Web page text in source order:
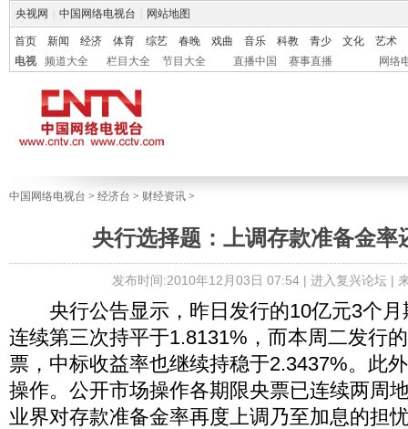
央视网 中国网络电视台 网站地图
首页 新闻 经济 体育 综艺 春晚 戏曲 音乐 科教 青少 文化
艺术
电视
频道大全 栏目大全 节目大全 直播中国 赛事直播 网络
中国网络电视台 > 经济台 > 财经资讯 >
央行选择题：上调存款准备金率
发布时间:2010年12月03日 07:54 | 进入复兴论坛|
央行公告显示，昨日发行的10亿元3个月
连续第三次持平于1.8131%，而本周二发行
票，中标收益率也继续持稳于2.3437%。此
操作。公开市场操作各期限央票已连续两周
业界对存款准备金率再度上调乃至加息的担